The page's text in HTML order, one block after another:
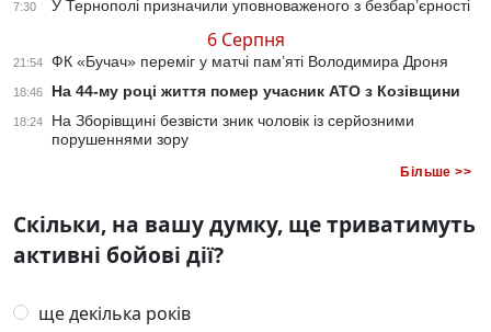
7:30 У Тернополі призначили уповноваженого з безбар’єрності
6 Серпня
21:54 ФК «Бучач» переміг у матчі пам’яті Володимира Дроня
18:46 На 44-му році життя помер учасник АТО з Козівщини
18:24
На Зборівщині безвісти зник чоловік із серйозними
порушеннями зору
Більше >>
Скільки, на вашу думку, ще триватимуть
активні бойові дії?
ще декілька років